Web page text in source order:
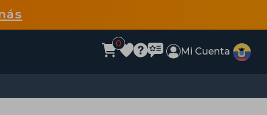
0
Mi Cuenta